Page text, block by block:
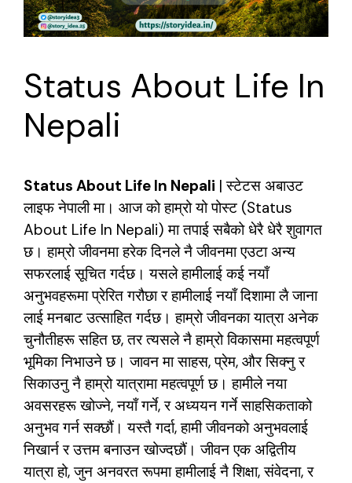
Status About Life In
Nepali
Status About Life In Nepali | स्टेटस अबाउट
लाइफ नेपाली मा। आज को हाम्रो यो पोस्ट (Status
About Life In Nepali) मा तपाई सबैको धेरै धेरै शुवागत
छ। हाम्रो जीवनमा हरेक दिनले नै जीवनमा एउटा अन्य
सफरलाई सूचित गर्दछ। यसले हामीलाई कई नयाँ
अनुभवहरूमा प्रेरित गरौछा र हामीलाई नयाँ दिशामा लै जाना
लाई मनबाट उत्साहित गर्दछ। हाम्रो जीवनका यात्रा अनेक
चुनौतीहरू सहित छ, तर त्यसले नै हाम्रो विकासमा महत्वपूर्ण
भूमिका निभाउने छ। जावन मा साहस, प्रेम, और सिक्नु र
सिकाउनु नै हाम्रो यात्रामा महत्वपूर्ण छ। हामीले नया
अवसरहरू खोज्ने, नयाँ गर्ने, र अध्ययन गर्ने साहसिकताको
अनुभव गर्न सक्छौं। यस्तै गर्दा, हामी जीवनको अनुभवलाई
निखार्न र उत्तम बनाउन खोज्दछौं। जीवन एक अद्वितीय
यात्रा हो, जुन अनवरत रूपमा हामीलाई नै शिक्षा, संवेदना, र